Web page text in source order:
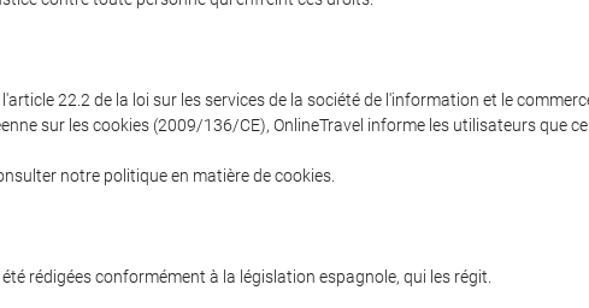
22.2 de la loi sur les services de la société de l'information et le
sur les cookies (2009/136/CE), OnlineTravel informe les utilisateurs que
notre politique en matière de cookies.
rédigées conformément à la législation espagnole, qui les régit.